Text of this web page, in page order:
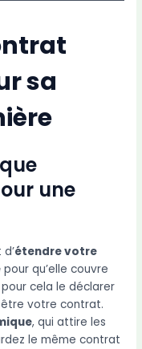
sa
une
étendre votre
pour qu’elle couvre
cela le déclarer
votre contrat.
, qui attire les
le même contrat